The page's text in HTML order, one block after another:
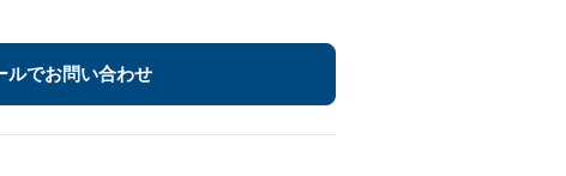
ルでお問い合わせ